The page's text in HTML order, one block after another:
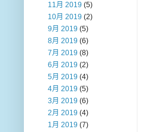
11月 2019 (5)
10月 2019 (2)
9月 2019 (5)
8月 2019 (6)
7月 2019 (8)
6月 2019 (2)
5月 2019 (4)
4月 2019 (5)
3月 2019 (6)
2月 2019 (4)
1月 2019 (7)